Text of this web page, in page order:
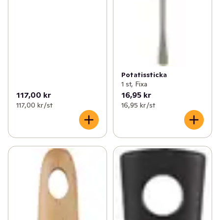
117,00 kr
117,00 kr /st
Potatissticka
1 st, Fixa
16,95 kr
16,95 kr /st